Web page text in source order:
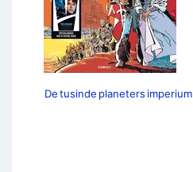
De tusinde planeters imperium